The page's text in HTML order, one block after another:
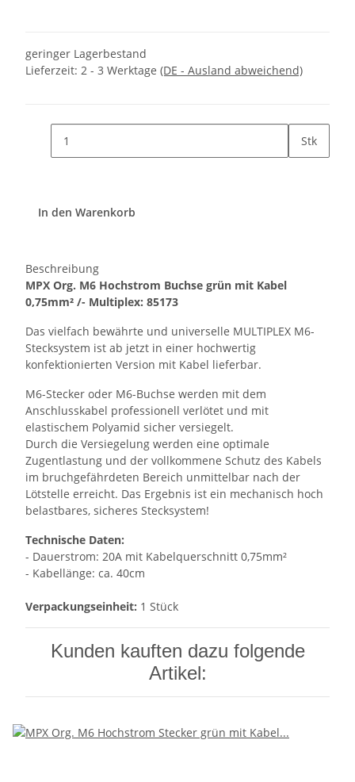
geringer Lagerbestand
Lieferzeit: 2 - 3 Werktage (DE - Ausland abweichend)
Stk
In den Warenkorb
Beschreibung
MPX Org. M6 Hochstrom Buchse grün mit Kabel
0,75mm² /- Multiplex: 85173
Das vielfach bewährte und universelle MULTIPLEX M6-
Stecksystem ist ab jetzt in einer hochwertig
konfektionierten Version mit Kabel lieferbar.
M6-Stecker oder M6-Buchse werden mit dem
Anschlusskabel professionell verlötet und mit
elastischem Polyamid sicher versiegelt.
Durch die Versiegelung werden eine optimale
Zugentlastung und der vollkommene Schutz des Kabels
im bruchgefährdeten Bereich unmittelbar nach der
Lötstelle erreicht. Das Ergebnis ist ein mechanisch hoch
belastbares, sicheres Stecksystem!
Technische Daten:
- Dauerstrom: 20A mit Kabelquerschnitt 0,75mm²
- Kabellänge: ca. 40cm
Verpackungseinheit: 1 Stück
Kunden kauften dazu folgende
Artikel: